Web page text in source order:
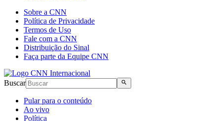
Sobre a CNN
Política de Privacidade
Termos de Uso
Fale com a CNN
Distribuição do Sinal
Faça parte da Equipe CNN
Buscar
Pular para o conteúdo
Ao vivo
Política